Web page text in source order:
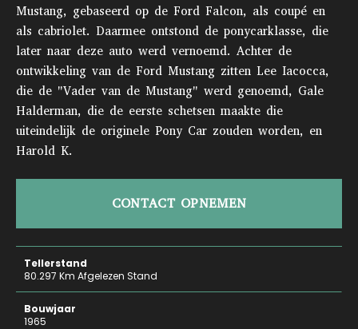
Mustang, gebaseerd op de Ford Falcon, als coupé en
als cabriolet. Daarmee ontstond de ponycarklasse, die
later naar deze auto werd vernoemd. Achter de
ontwikkeling van de Ford Mustang zitten Lee Iacocca,
die de "Vader van de Mustang" werd genoemd, Gale
Halderman, die de eerste schetsen maakte die
uiteindelijk de originele Pony Car zouden worden, en
Harold K.
CONTACT OPNEMEN
Tellerstand
80.297 Km Afgelezen Stand
Bouwjaar
1965